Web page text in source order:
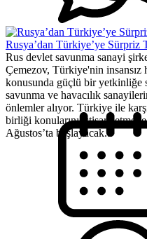
Rusya’dan Türkiye’ye Sürpriz
Rus devlet savunma sanayi
Çemezov, Türkiye'nin
konusunda güçlü bir
savunma ve havacılık
önlemler alıyor. Türkiye ile
birliği konularını istişare
Ağustos’ta başlayacak...